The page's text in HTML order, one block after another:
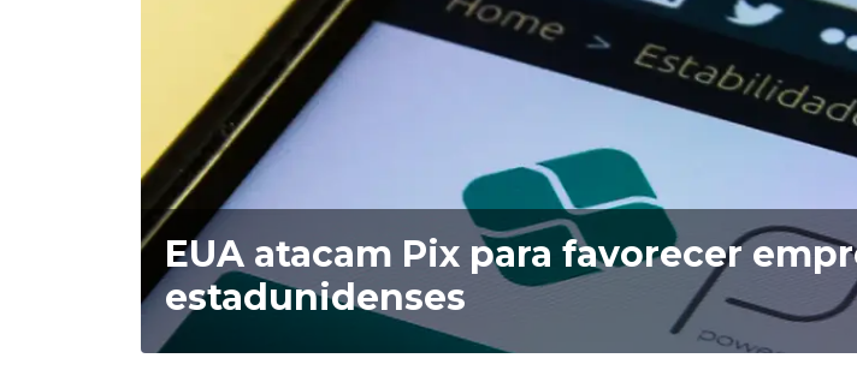
EUA atacam Pix para favorecer
estadunidenses